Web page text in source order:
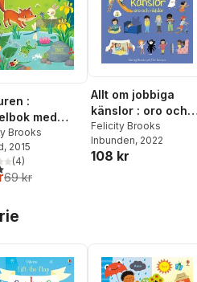
:
med
Brooks
, 2015
5 stjärnor. Totalt antal röster:
(4)
69 kr
Allt om jobbiga
känslor : oro och
rädslor
Felicity Brooks
Inbunden, 2022
108 kr